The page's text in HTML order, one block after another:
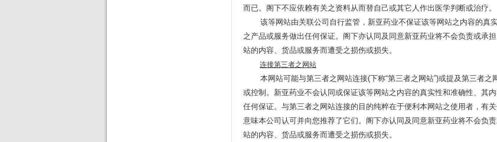
而已。阁下不应依赖有关之资料从而替自己或其它人作出医学判断或治疗。
该等网站由关联公司自行监管，新亚药业不保证该等网站之内容的真
之产品或服务做出任何保证。阁下亦认同及同意新亚药业将不会负责或承
站的内容、货品或服务而遭受之损伤或损失。
连接第三者之网站
本网站可能与第三者之网站连接(下称“第三者之网站”)或提及第三者
或控制。新亚药业不会认同或保证该等网站之内容的真实性和准确性、其
任何保证。与第三者之网站连接的目的纯粹在于便利本网站之使用者，有
意味本公司认可并向您推荐了它们。阁下亦认同及同意新亚药业将不会负
站的内容、货品或服务而遭受之损伤或损失。